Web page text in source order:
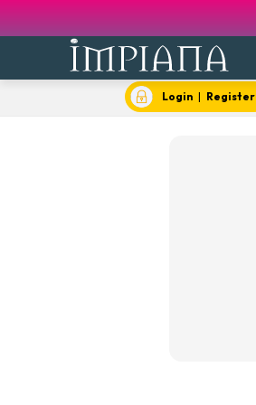
Login | Register